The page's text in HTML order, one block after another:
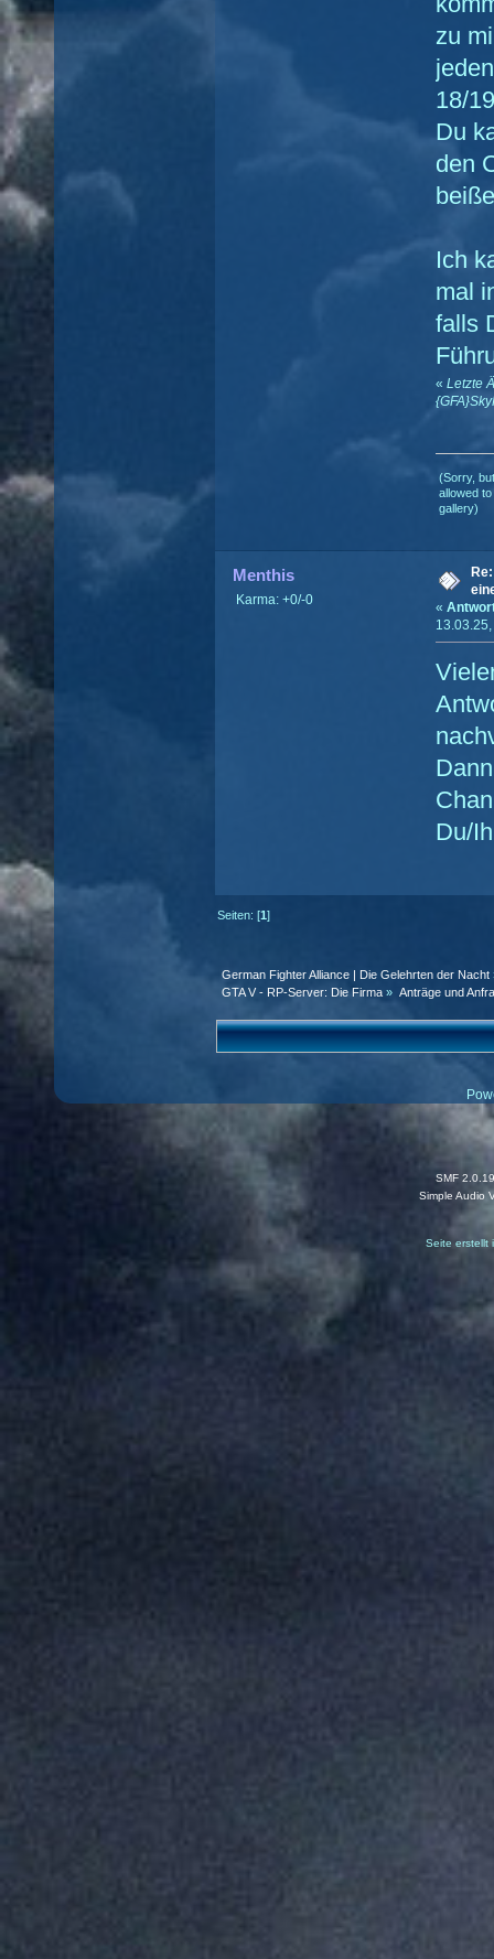
zu
18/
Du
den
Ich
mal
falls
« Letzte
(Sorry,
allowed
gallery)
Menthis
Karma: +0/-0
«
Du/
Seiten: [1]
German Fighter Alliance | Die Gelehrten der Nacht
GTA V - RP-Server: Die Firma » Anträge und
SMF 2.0.19
Simple Audio
Seite erstellt